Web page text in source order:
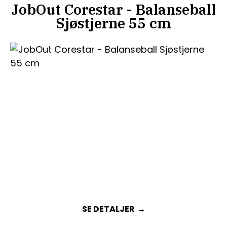
JobOut Corestar - Balanseball
Sjøstjerne 55 cm
SE DETALJER